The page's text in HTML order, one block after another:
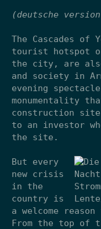
(deutsche
The Cascades of
tourist hotspot
the city, are
and society in
evening
monumentality
construction
to an investor
the site.
But every
new crisis
in the
country is
a welcome
From the top of